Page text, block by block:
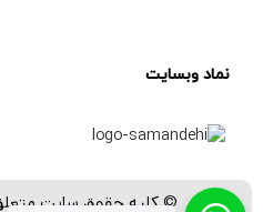
نماد وبسایت
© کلیه حقوق سایت